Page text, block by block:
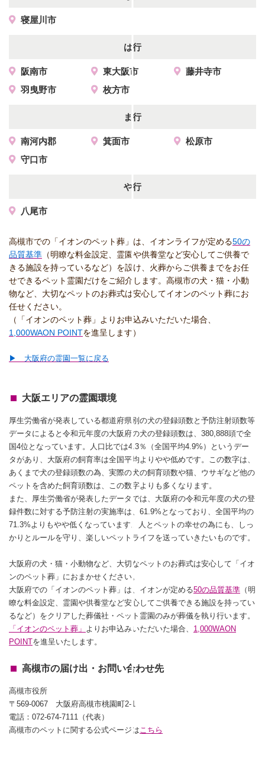
寝屋川市
は行
阪南市 東大阪市
藤井寺市
羽曳野市
枚方市
ま行
南河内郡 箕面市
松原市
守口市
や行
八尾市
高槻市での「イオンのペット葬」は、イオンライフが定める50の
品質基準 （明瞭な料金設定、霊園や供養堂など安心してご供養で
きる施設を持っているなど）を設け、火葬からご供養までをお任
せできるペット霊園だけをご紹介します。高槻市の犬・猫・小動
物など、大切なペットのお葬式は安心してイオンのペット葬にお
任せください。
（「イオンのペット葬」よりお申込みいただいた場合、
1,000WAON POINTを進呈します）
▶ 大阪府の霊園一覧に戻る
大阪エリアの霊園環境
厚生労働省が発表している都道府県別の犬の登録頭数と予防注射頭数等
データによると令和元年度の大阪府の犬の登録頭数は、380,888頭で全
国4位となっています。人口比では4.3％（全国平均4.9%）というデー
タがあり、大阪府の飼育率は全国平均よりやや低めです。この数字は、
あくまで犬の登録頭数の為、実際の犬の飼育頭数や猫、ウサギなど他の
ペットを含めた飼育頭数は、この数字よりも多くなります。
また、厚生労働省が発表したデータでは、大阪府の令和元年度の犬の登
録件数に対する予防注射の実施率は、61.9%となっており、全国平均の
71.3%よりもやや低くなっています。人とペットの幸せの為にも、しっ
かりとルールを守り、楽しいペットライフを送っていきたいものです。
大阪府の犬・猫・小動物など、大切なペットのお葬式は安心して「イオ
ンのペット葬」におまかせください。
大阪府での「イオンのペット葬」は、イオンが定める50の品質基準 （明
瞭な料金設定、霊園や供養堂など安心してご供養できる施設を持ってい
るなど）をクリアした葬儀社・ペット霊園のみが葬儀を執り行います。
「イオンのペット葬」 よりお申込みいただいた場合、 1,000WAON
POINTを進呈いたします。
高槻市の届け出・お問い合わせ先
高槻市役所
〒569‑0067 大阪府高槻市桃園町2‑1
電話：072‑674‑7111（代表）
高槻市のペットに関する公式ページはこちら